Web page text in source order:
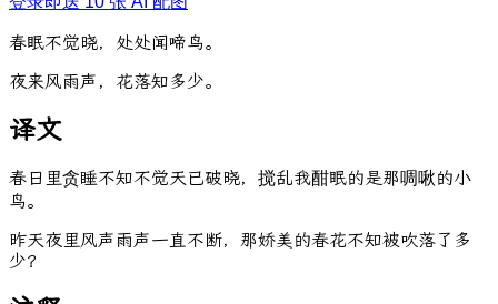
春眠不觉晓， 处处闻啼鸟。
夜来风雨声 ， 花落知多少。
译文
春日里贪睡不知不觉天已破晓，搅乱我酣眠的是那啁啾的小
鸟。
昨天夜里风声雨声一直不断，那娇美的春花不知被吹落了多
少？